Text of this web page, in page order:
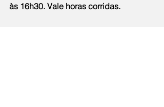
às 16h30. Vale horas corridas.